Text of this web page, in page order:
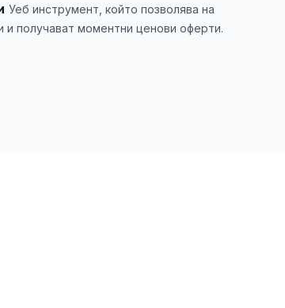
Уеб инструмент, който позволява на
и получават моментни ценови оферти.